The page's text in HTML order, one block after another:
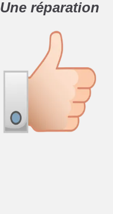
Une réparation